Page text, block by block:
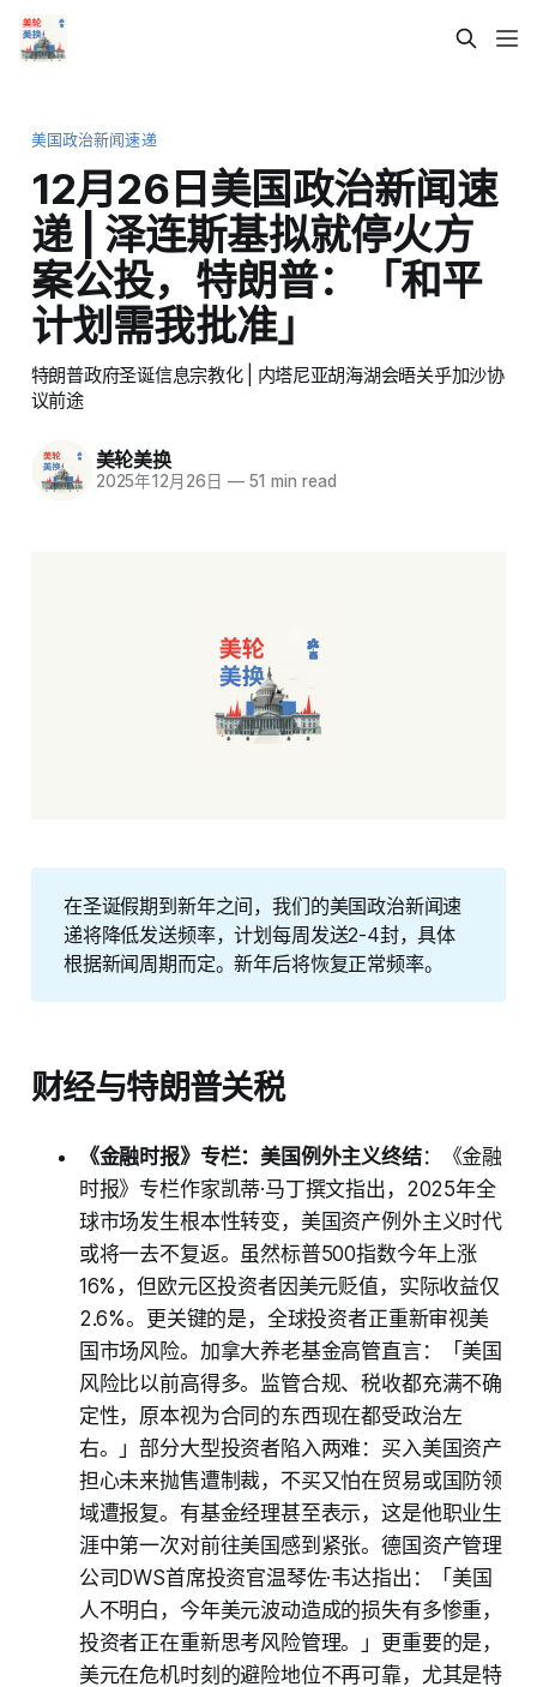
美国政治新闻速递
12月26日美国政治新闻速
递 | 泽连斯基拟就停火方
案公投，特朗普：「和平
计划需我批准」
特朗普政府圣诞信息宗教化 | 内塔尼亚胡海湖会晤关乎加沙协
议前途
美轮美换
2025年12月26日 —51 min read
在圣诞假期到新年之间，我们的美国政治新闻速
递将降低发送频率，计划每周发送2-4封，具体
根据新闻周期而定。新年后将恢复正常频率。
财经与特朗普关税
《金融时报》专栏：美国例外主义终结：《金融
时报》专栏作家凯蒂·马丁撰文指出，2025年全
球市场发生根本性转变，美国资产例外主义时代
或将一去不复返。虽然标普500指数今年上涨
16%，但欧元区投资者因美元贬值，实际收益仅
2.6%。更关键的是，全球投资者正重新审视美
国市场风险。加拿大养老基金高管直言：「美国
风险比以前高得多。监管合规、税收都充满不确
定性，原本视为合同的东西现在都受政治左
右。」部分大型投资者陷入两难：买入美国资产
担心未来抛售遭制裁，不买又怕在贸易或国防领
域遭报复。有基金经理甚至表示，这是他职业生
涯中第一次对前往美国感到紧张。德国资产管理
公司DWS首席投资官温琴佐·韦达指出：「美国
人不明白，今年美元波动造成的损失有多惨重，
投资者正在重新思考风险管理。」更重要的是，
美元在危机时刻的避险地位不再可靠，尤其是特